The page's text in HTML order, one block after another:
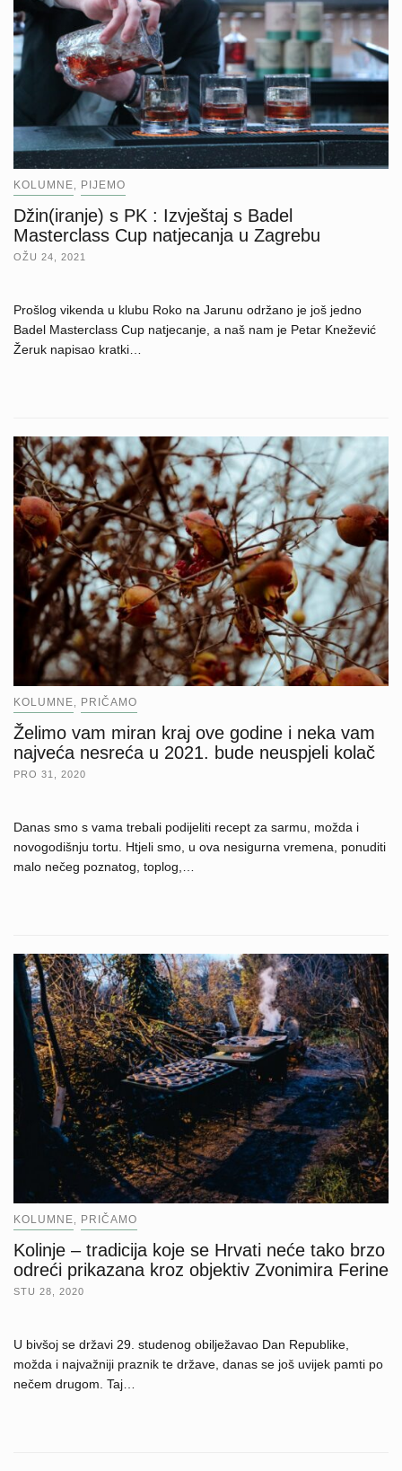
KOLUMNE PIJEMO
Džin(iranje) s PK : Izvještaj s Badel
Masterclass Cup natjecanja u Zagrebu
OŽU 24, 2021
Prošlog vikenda u klubu Roko na Jarunu održano je još jedno
Badel Masterclass Cup natjecanje, a naš nam je Petar Knežević
Žeruk napisao kratki…
KOLUMNE PRIČAMO
Želimo vam miran kraj ove godine i neka vam
najveća nesreća u 2021. bude neuspjeli kolač
PRO 31, 2020
Danas smo s vama trebali podijeliti recept za sarmu, možda i
novogodišnju tortu. Htjeli smo, u ova nesigurna vremena, ponuditi
malo nečeg poznatog, toplog,…
KOLUMNE PRIČAMO
Kolinje – tradicija koje se Hrvati neće tako brzo
odreći prikazana kroz objektiv Zvonimira Ferine
STU 28, 2020
U bivšoj se državi 29. studenog obilježavao Dan Republike,
možda i najvažniji praznik te države, danas se još uvijek pamti po
nečem drugom. Taj…